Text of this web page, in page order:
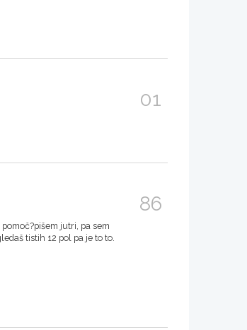
01
jutri, pa sem
tistih 12 pol pa je to to.
86